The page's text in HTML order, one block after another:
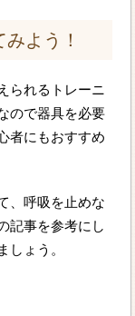
よう！
られるトレーニ
ので器具を必要
者にもおすすめ
、呼吸を止めな
記事を参考にし
しょう。